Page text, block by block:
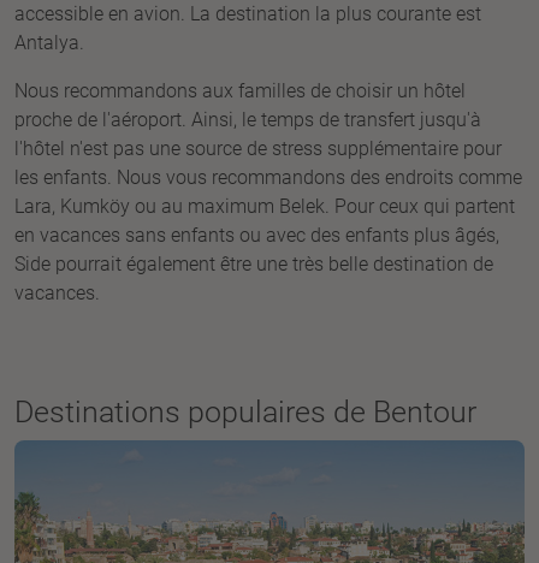
accessible en avion. La destination la plus courante est
Antalya.
Nous recommandons aux familles de choisir un hôtel
proche de l'aéroport. Ainsi, le temps de transfert jusqu'à
l'hôtel n'est pas une source de stress supplémentaire pour
les enfants. Nous vous recommandons des endroits comme
Lara, Kumköy ou au maximum Belek. Pour ceux qui partent
en vacances sans enfants ou avec des enfants plus âgés,
Side pourrait également être une très belle destination de
vacances.
Destinations populaires de Bentour